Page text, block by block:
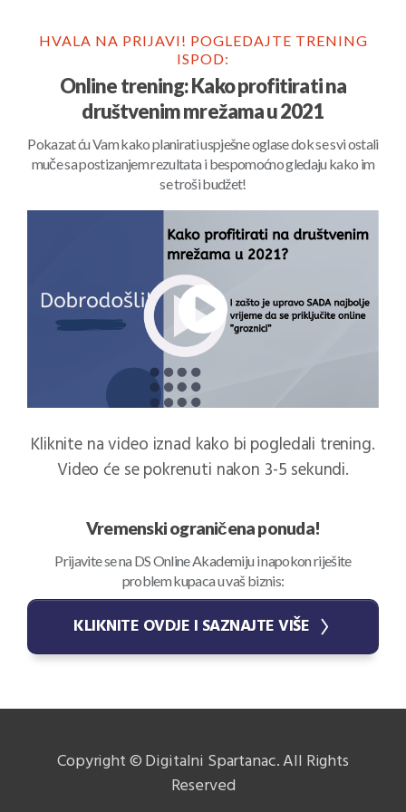
HVALA NA PRIJAVI! POGLEDAJTE TRENING
ISPOD:
Online trening: Kako profitirati na
društvenim mrežama u 2021
Pokazat ću Vam kako planirati uspješne oglase dok se svi ostali
muče sa postizanjem rezultata i bespomoćno gledaju kako im
se troši budžet!
Kliknite na video iznad kako bi pogledali trening.
Video će se pokrenuti nakon 3-5 sekundi.
Vremenski ograničena ponuda!
Prijavite se na DS Online Akademiju i napokon riješite
problem kupaca u vaš biznis:
KLIKNITE OVDJE I SAZNAJTE VIŠE
Copyright © Digitalni Spartanac. All Rights
Reserved